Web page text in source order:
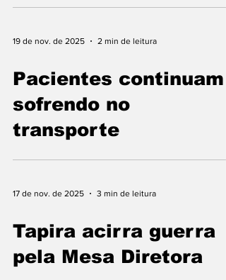
19 de nov. de 2025 2 min de leitura
Pacientes continuam
sofrendo no
transporte
17 de nov. de 2025 3 min de leitura
Tapira acirra guerra
pela Mesa Diretora